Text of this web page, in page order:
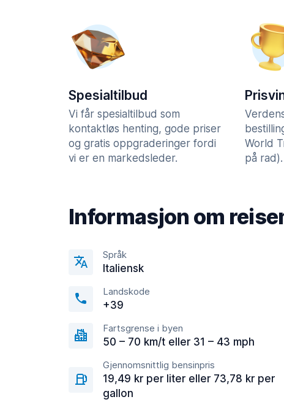
Spesialtilbud
Vi får spesialtilbud som
kontaktløs henting, gode priser
og gratis oppgraderinger fordi
vi er en markedsleder.
World
på rad).
Informasjon om
Språk
Italiensk
Landskode
+39
Fartsgrense i byen
50 – 70 km/t eller 31 – 43 mph
Gjennomsnittlig bensinpris
19,49 kr per liter eller 73,78 kr per
gallon